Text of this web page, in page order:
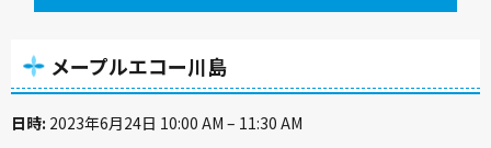
メープルエコー川島
日時: 2023年6月24日 10:00 AM – 11:30 AM